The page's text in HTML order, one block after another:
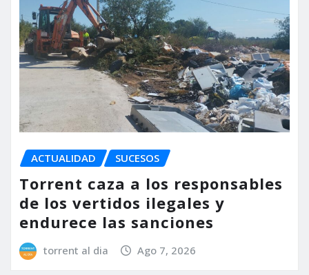
ACTUALIDAD SUCESOS
Torrent caza a los responsables
de los vertidos ilegales y
endurece las sanciones
torrent al dia Ago 7, 2026